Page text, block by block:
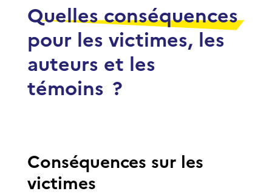
Quelles conséquences
pour les victimes, les
auteurs et les
témoins ?
Conséquences sur les
victimes